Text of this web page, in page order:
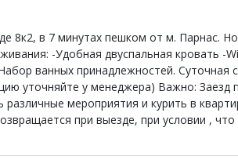
8к2, в 7 минутах пешком от м. Парнас.
-Удобная двуспальная кровать -
ванных принадлежностей.
уточняйте у менеджера) Важно: Заезд
мероприятия и курить в
при выезде, при условии ,